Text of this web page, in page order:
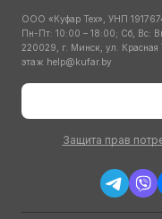
ООО «Куфар Тех», УНП
Пн-Пт: 10:00 – 18:00; Сб, Вс:
220029, г. Минск, ул.
этаж help@kufar.by
Защита прав